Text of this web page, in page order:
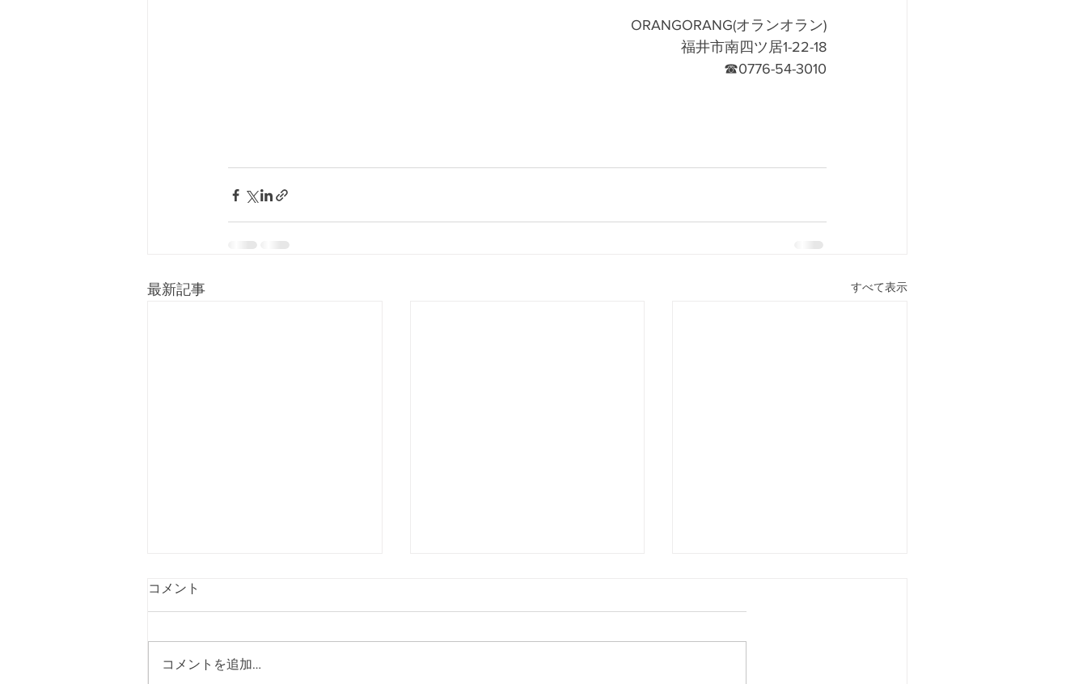
ORANGORANG(オランオラン)
福井市南四ツ居1-22-18
☎0776-54-3010
最新記事 すべて表示
コメント
コメントを追加…